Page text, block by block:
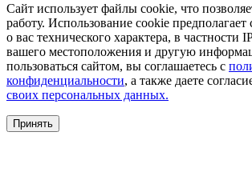
Сайт использует файлы cookie, что
работу. Использование cookie
о вас технического характера, в частности
вашего местоположения и другую
пользоваться сайтом, вы соглашаетесь с
конфиденциальности, а также даете
своих персональных данных.
Принять